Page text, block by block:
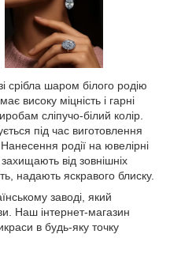
срібла шаром білого родію
високу міцність і гарні
сліпучо-білий колір.
під час виготовлення
родії на ювелірні
від зовнішніх
надають яскравого блиску.
заводі, який
Наш інтернет-магазин
в будь-яку точку